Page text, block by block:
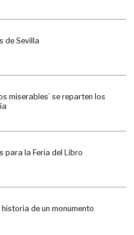
de Sevilla
miserables’ se reparten los
para la Feria del Libro
de un monumento